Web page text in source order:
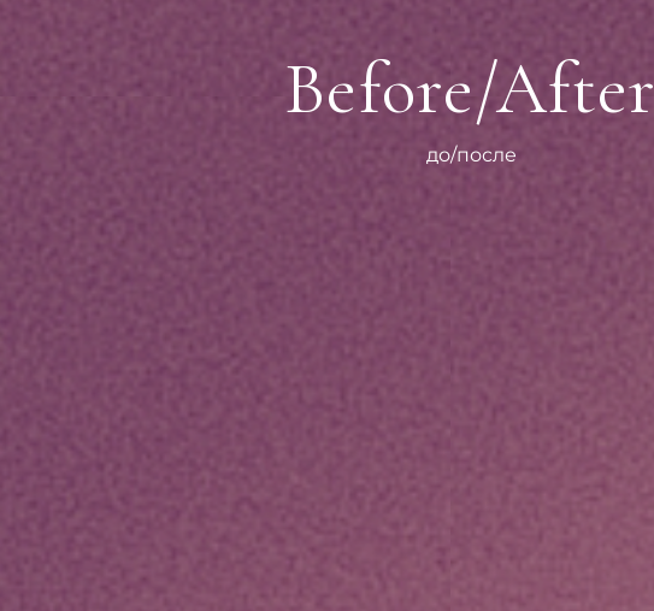
Before/After
до/после